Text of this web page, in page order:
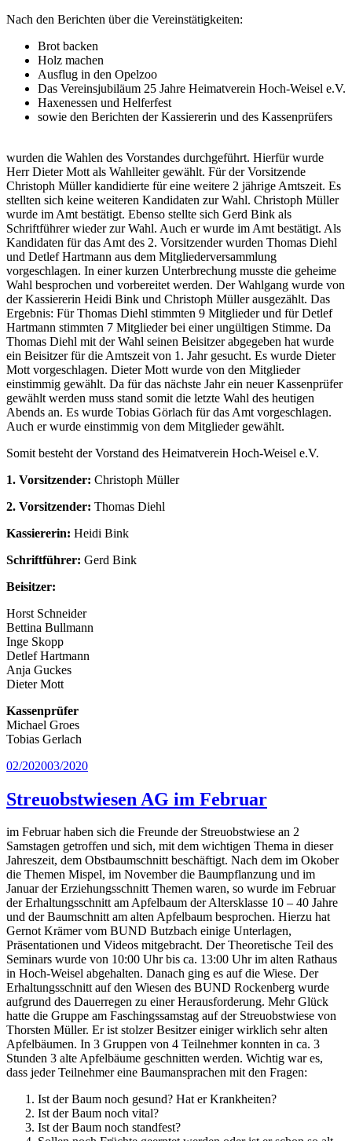
Nach den Berichten über die Vereinstätigkeiten:
Brot backen
Holz machen
Ausflug in den Opelzoo
Das Vereinsjubiläum 25 Jahre Heimatverein Hoch-Weisel e.V.
Haxenessen und Helferfest
sowie den Berichten der Kassiererin und des Kassenprüfers
wurden die Wahlen des Vorstandes durchgeführt. Hierfür wurde
Herr Dieter Mott als Wahlleiter gewählt. Für der Vorsitzende
Christoph Müller kandidierte für eine weitere 2 jährige Amtszeit. Es
stellten sich keine weiteren Kandidaten zur Wahl. Christoph Müller
wurde im Amt bestätigt. Ebenso stellte sich Gerd Bink als
Schriftführer wieder zur Wahl. Auch er wurde im Amt bestätigt. Als
Kandidaten für das Amt des 2. Vorsitzender wurden Thomas Diehl
und Detlef Hartmann aus dem Mitgliederversammlung
vorgeschlagen. In einer kurzen Unterbrechung musste die geheime
Wahl besprochen und vorbereitet werden. Der Wahlgang wurde von
der Kassiererin Heidi Bink und Christoph Müller ausgezählt. Das
Ergebnis: Für Thomas Diehl stimmten 9 Mitglieder und für Detlef
Hartmann stimmten 7 Mitglieder bei einer ungültigen Stimme. Da
Thomas Diehl mit der Wahl seinen Beisitzer abgegeben hat wurde
ein Beisitzer für die Amtszeit von 1. Jahr gesucht. Es wurde Dieter
Mott vorgeschlagen. Dieter Mott wurde von den Mitglieder
einstimmig gewählt. Da für das nächste Jahr ein neuer Kassenprüfer
gewählt werden muss stand somit die letzte Wahl des heutigen
Abends an. Es wurde Tobias Görlach für das Amt vorgeschlagen.
Auch er wurde einstimmig von dem Mitglieder gewählt.
Somit besteht der Vorstand des Heimatverein Hoch-Weisel e.V.
1. Vorsitzender: Christoph Müller
2. Vorsitzender: Thomas Diehl
Kassiererin: Heidi Bink
Schriftführer: Gerd Bink
Beisitzer:
Horst Schneider
Bettina Bullmann
Inge Skopp
Detlef Hartmann
Anja Guckes
Dieter Mott
Kassenprüfer
Michael Groes
Tobias Gerlach
Veröffentlicht
02/202003/2020
Streuobstwiesen AG im Februar
im Februar haben sich die Freunde der Streuobstwiese an 2
Samstagen getroffen und sich, mit dem wichtigen Thema in dieser
Jahreszeit, dem Obstbaumschnitt beschäftigt. Nach dem im Okober
die Themen Mispel, im November die Baumpflanzung und im
Januar der Erziehungsschnitt Themen waren, so wurde im Februar
der Erhaltungsschnitt am Apfelbaum der Altersklasse 10 – 40 Jahre
und der Baumschnitt am alten Apfelbaum besprochen. Hierzu hat
Gernot Krämer vom BUND Butzbach einige Unterlagen,
Präsentationen und Videos mitgebracht. Der Theoretische Teil des
Seminars wurde von 10:00 Uhr bis ca. 13:00 Uhr im alten Rathaus
in Hoch-Weisel abgehalten. Danach ging es auf die Wiese. Der
Erhaltungsschnitt auf den Wiesen des BUND Rockenberg wurde
aufgrund des Dauerregen zu einer Herausforderung. Mehr Glück
hatte die Gruppe am Faschingssamstag auf der Streuobstwiese von
Thorsten Müller. Er ist stolzer Besitzer einiger wirklich sehr alten
Apfelbäumen. In 3 Gruppen von 4 Teilnehmer konnten in ca. 3
Stunden 3 alte Apfelbäume geschnitten werden. Wichtig war es,
dass jeder Teilnehmer eine Baumansprachen mit den Fragen:
Ist der Baum noch gesund? Hat er Krankheiten?
Ist der Baum noch vital?
Ist der Baum noch standfest?